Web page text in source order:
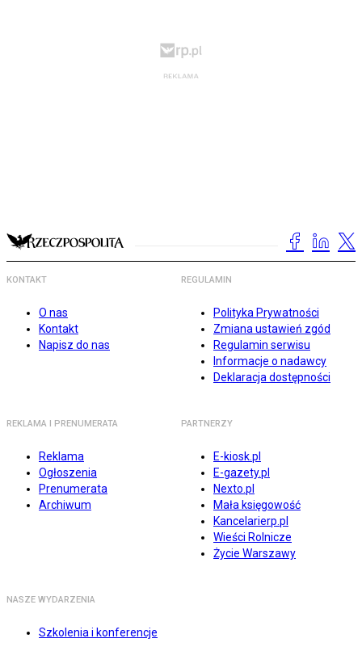
KONTAKT
O nas
Kontakt
Napisz do nas
REGULAMIN
Polityka Prywatności
Zmiana ustawień zgód
Regulamin serwisu
Informacje o nadawcy
Deklaracja dostępności
REKLAMA I PRENUMERATA
Reklama
Ogłoszenia
Prenumerata
Archiwum
PARTNERZY
E-kiosk.pl
E-gazety.pl
Nexto.pl
Mała księgowość
Kancelarierp.pl
Wieści Rolnicze
Życie Warszawy
NASZE WYDARZENIA
Szkolenia i konferencje